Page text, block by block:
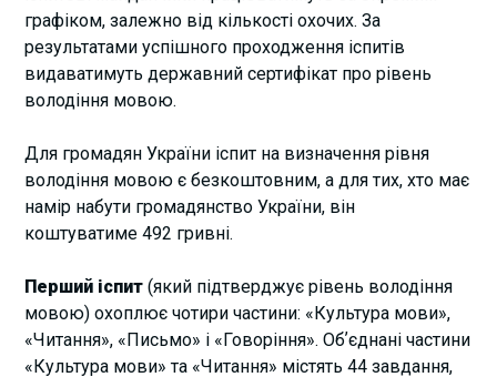
графіком, залежно від кількості охочих. За
результатами успішного проходження іспитів
видаватимуть державний сертифікат про рівень
володіння мовою.
Для громадян України іспит на визначення рівня
володіння мовою є безкоштовним, а для тих, хто має
намір набути громадянство України, він
коштуватиме 492 гривні.
Перший іспит (який підтверджує рівень володіння
мовою) охоплює чотири частини: «Культура мови»,
«Читання», «Письмо» і «Говоріння». Обʼєднані частини
«Культура мови» та «Читання» містять 44 завдання,